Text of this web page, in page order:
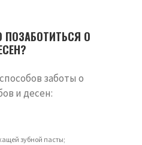
ПОЗАБОТИТЬСЯ О
заботы о
и десен:
зубной пасты;